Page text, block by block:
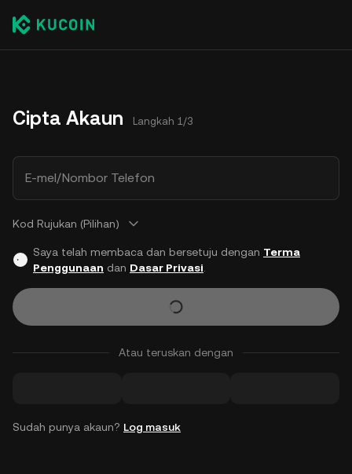
Cipta Akaun Langkah 1/3
E-mel/Nombor Telefon
Kod Rujukan (Pilihan)
Saya telah membaca dan bersetuju dengan Terma
Penggunaan dan Dasar Privasi
Atau teruskan dengan
Sudah punya akaun? Log masuk